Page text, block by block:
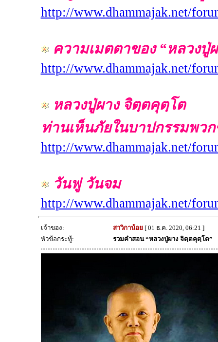
http://www.dhammajak.net/
ความเมตตาของ “หลวงปู่
http://www.dhammajak.net/
หลวงปู่ผาง จิตฺตคุตฺโต
ท่านเห็นภัยในบาปกรรมพวก
http://www.dhammajak.net/
วันฟู วันจม
http://www.dhammajak.net/
เจ้าของ: สาวิกาน้อย[ 01 ธ.ค. 2020, 06:21 ]
หัวข้อกระทู้:
รวมคำสอน “หลวงปู่ผาง จิตฺตคุตฺโต”